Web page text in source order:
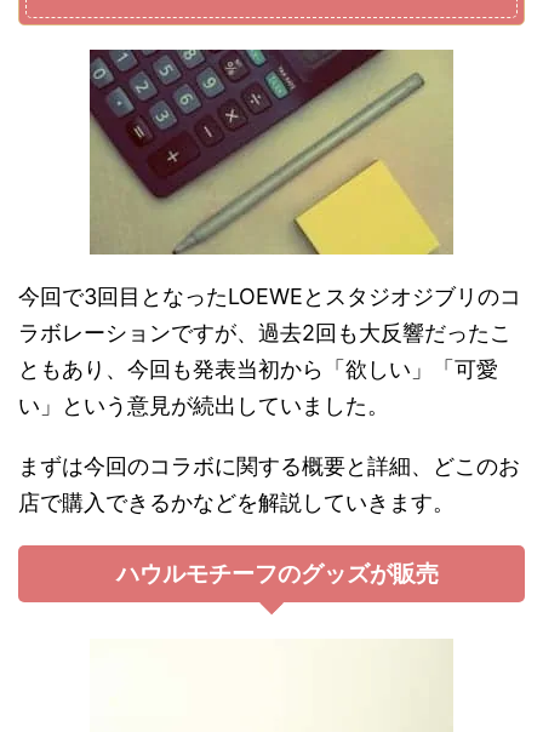
今回で3回目となったLOEWEとスタジオジブリのコ
ラボレーションですが、過去2回も大反響だったこ
ともあり、今回も発表当初から「欲しい」「可愛
い」という意見が続出していました。
まずは今回のコラボに関する概要と詳細、どこのお
店で購入できるかなどを解説していきます。
ハウルモチーフのグッズが販売